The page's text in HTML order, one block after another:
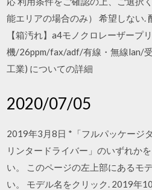
能エリアの場合のみ） 希望しない.
【箱汚れ】a4モノクロレーザープ
機/26ppm/fax/adf/有線・無線lan/
工業) についての詳細
2020/07/05
2019年3月8日 *「フルパッケージ
リンタードライバー」のいずれか
い。 このページの左上部にあるモ
い。 モデル名をクリック. 2019年